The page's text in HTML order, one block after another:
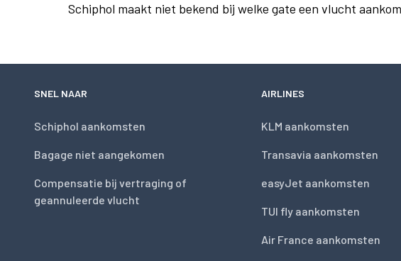
Schiphol maakt niet bekend bij welke gate een vlucht
SNEL NAAR
Schiphol aankomsten
Bagage niet aangekomen
Compensatie bij vertraging of
geannuleerde vlucht
AIRLINES
KLM aankomsten
Transavia aankomsten
easyJet aankomsten
TUI fly aankomsten
Air France aankomsten